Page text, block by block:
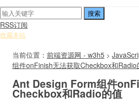
RSS订阅
收藏本站
当前位置： 前端资源网 - w3h5 >
组件onFinish无法获取Checkbox和Radio
Ant Design Form组件
Checkbox和Radio的值